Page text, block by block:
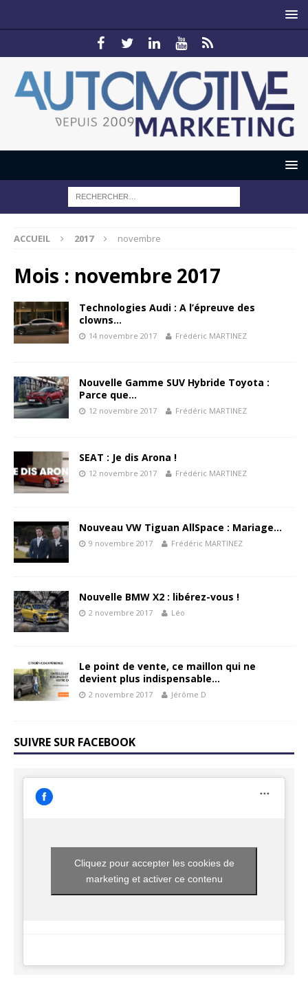
ACCUEIL 2017 novembre
Mois : novembre 2017
Technologies Audi : A l’épreuve des
clowns…
14 novembre 2017 Frédéric MARTINEZ
Nouvelle Gamme SUV Hybride Toyota :
Parce que…
12 novembre 2017 Frédéric MARTINEZ
SEAT : Je dis Arona !
12 novembre 2017 Frédéric MARTINEZ
Nouveau VW Tiguan AllSpace : Mariage…
9 novembre 2017 Frédéric MARTINEZ
Nouvelle BMW X2 : libérez-vous !
2 novembre 2017 Léo
Le point de vente, ce maillon qui ne
devient plus indispensable…
2 novembre 2017 Jérôme D
SUIVRE SUR FACEBOOK
Cliquez pour accepter les cookies de
marketing et activer ce contenu